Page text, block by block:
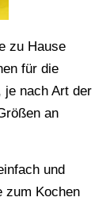
zu Hause
für die
je nach Art der
an
und
zum Kochen